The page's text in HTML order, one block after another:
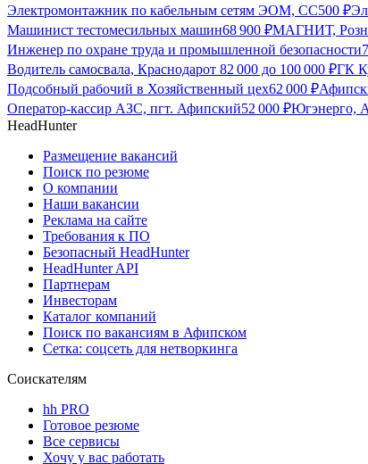
Электромонтажник по кабельным сетям ЭОМ, СС500 ₽
Машинист тестомесильных машин68 900 ₽МАГНИТ,
Инженер по охране труда и промышленной безопасности
Водитель самосвала, Краснодарот 82 000 до 100 000 ₽ГК
Подсобный рабочий в Хозяйственный цех62 000 ₽
Оператор-кассир АЗС, пгт. Афипский52 000 ₽Югэнерго,
HeadHunter
Размещение вакансий
Поиск по резюме
О компании
Наши вакансии
Реклама на сайте
Требования к ПО
Безопасный HeadHunter
HeadHunter API
Партнерам
Инвесторам
Каталог компаний
Поиск по вакансиям в Афипском
Сетка: соцсеть для нетворкинга
Соискателям
hh PRO
Готовое резюме
Все сервисы
Хочу у вас работать